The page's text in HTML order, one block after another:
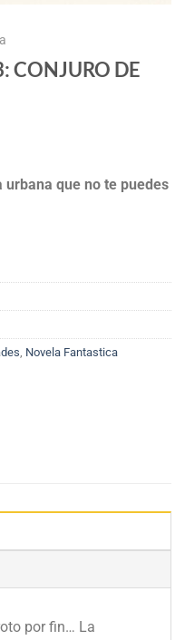
CONJURO DE
que no te puedes
Novela Fantastica
por fin… La